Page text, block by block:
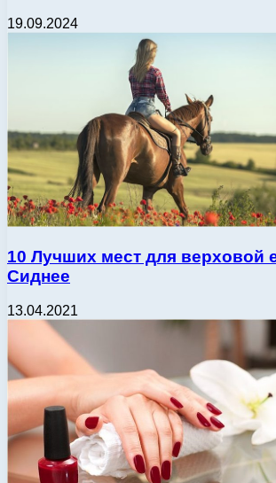
19.09.2024
10 Лучших мест для верховой
Сиднее
13.04.2021